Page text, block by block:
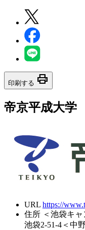
印刷する print
帝京平成大学
URL https://
住所 ＜池袋キ
池袋2-51-4＜中